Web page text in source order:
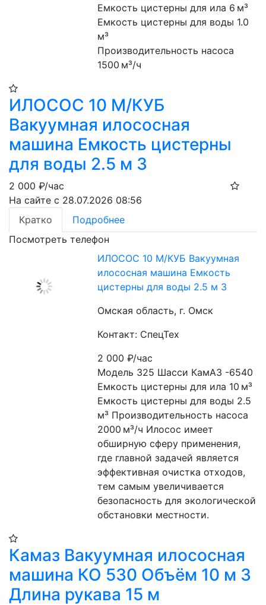
Емкость цистерны для ила 6 м³
Емкость цистерны для воды 1.0
м³
Производительность насоса
1500 м³/ч
ИЛОСОС 10 М/КУБ
Вакуумная илососная
машина Емкость цистерны
для воды 2.5 м 3
2 000 ₽/час
На сайте с 28.07.2026 08:56
Кратко
Подробнее
Посмотреть телефон
ИЛОСОС 10 М/КУБ Вакуумная
илососная машина Емкость
цистерны для воды 2.5 м 3
Омская область, г. Омск
Контакт: СпецТех
2 000₽/час
Модель 325 Шасси КамАЗ -6540
Емкость цистерны для ила 10 м³
Емкость цистерны для воды 2.5
м³ Производительность насоса
2000 м³/ч Илосос имеет
обширную сферу применения,
где главной задачей является
эффективная очистка отходов,
тем самым увеличивается
безопасность для экологической
обстановки местности.
Камаз Вакуумная илососная
машина КО 530 Объём 10 м 3
Длина рукава 15 м